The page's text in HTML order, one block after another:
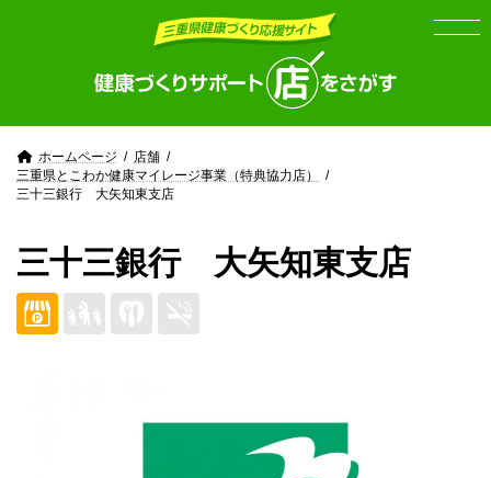
ホームページ
店舗
三重県とこわか健康マイレージ事業（特典協力店）
三十三銀行 大矢知東支店
三十三銀行 大矢知東支店